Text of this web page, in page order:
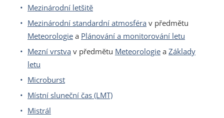
Mezinárodní letšitě
Mezinárodní standardní atmosféra v předmětu
Meteorologie a Plánování a monitorování letu
Mezní vrstva v předmětu Meteorologie a Základy
letu
Microburst
Místní sluneční čas (LMT)
Mistrál